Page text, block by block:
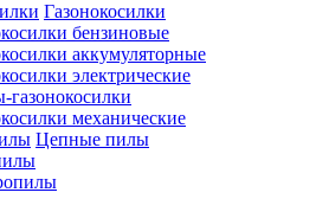
Газонокосилки
бензиновые
аккумуляторные
электрические
газонокосилки
механические
Цепные пилы